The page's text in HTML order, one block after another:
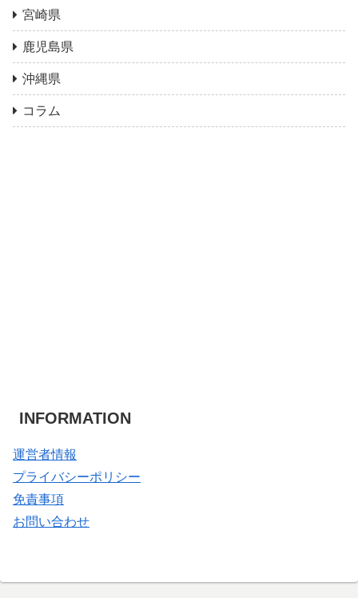
宮崎県
鹿児島県
沖縄県
コラム
INFORMATION
運営者情報
プライバシーポリシー
免責事項
お問い合わせ